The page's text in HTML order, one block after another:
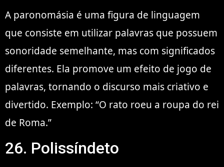
A paronomásia é uma figura de linguagem
que consiste em utilizar palavras que possuem
sonoridade semelhante, mas com significados
diferentes. Ela promove um efeito de jogo de
palavras, tornando o discurso mais criativo e
divertido. Exemplo: “O rato roeu a roupa do rei
de Roma.”
26. Polissíndeto